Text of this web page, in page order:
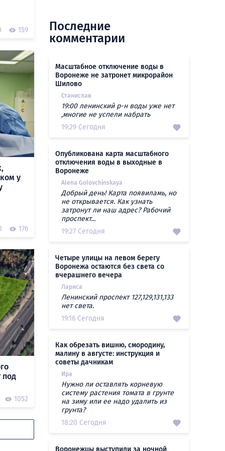
159
у
176
под
1052
Последние
комментарии
Масштабное отключение воды в
Воронеже не затронет микрорайон
Шилово
Станислав
19:00 ленинский р-н воды уже нет
,многие не успели набрать
19:29 Сегодня
Опубликована карта масштабного
отключения воды в выходные в
Воронеже
Alena Golovchinskaya
Добрый день! Карта появиламь, но
не открывается. Как узнать
затронут ли наш адрес? Рабочий
проспект...
19:27 Сегодня
Четыре улицы на левом берегу
Воронежа остаются без света со
вчерашнего вечера
Лариса
Ленинский проспект 127,129,131,133
нет света.
19:16 Сегодня
Как обрезать вишню, смородину,
малину в августе: инструкция и
советы дачникам
Ира
Нужно ли оставлять корневую
систему растения томата в грунте
на зиму или ее надо удалить из
грунта?
18:20 Сегодня
Воронежцы выступили за ночной